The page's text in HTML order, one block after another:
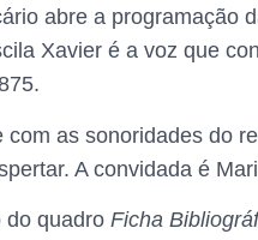
abre a programação
Xavier é a voz que
as sonoridades do
A convidada é
do quadro Ficha